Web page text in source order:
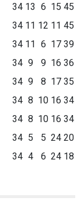
34 13 6 15 45
34 11 12 11 45
34 11 6 17 39
34 9 9 16 36
34 9 8 17 35
34 8 10 16 34
34 8 10 16 34
34 5 5 24 20
34 4 6 24 18